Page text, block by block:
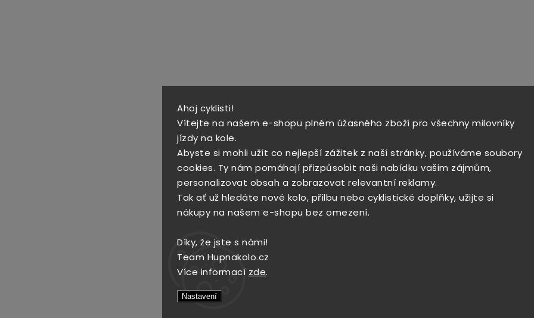
Ahoj cyklisti!
Vítejte na našem e-shopu plném úžasného zboží pro všechny milovníky
jízdy na kole.
Abyste si mohli užít co nejlepší zážitek z naší stránky, používáme soubory
cookies. Ty nám pomáhají přizpůsobit naši nabídku vašim zájmům,
personalizovat obsah a zobrazovat relevantní reklamy.
Tak ať už hledáte nové kolo, přilbu nebo cyklistické doplňky, užijte si
nákupy na našem e-shopu bez omezení.
Díky, že jste s námi!
Team Hupnakolo.cz
Více informací zde.
Nastavení